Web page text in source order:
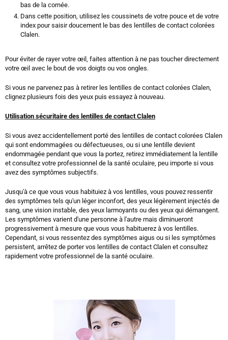
bas de la cornée.
Dans cette position, utilisez les coussinets de votre pouce et de votre
index pour saisir doucement le bas des lentilles de contact colorées
Clalen.
Pour éviter de rayer votre œil, faites attention à ne pas toucher directement
votre œil avec le bout de vos doigts ou vos ongles.
Si vous ne parvenez pas à retirer les lentilles de contact colorées Clalen,
clignez plusieurs fois des yeux puis essayez à nouveau.
Utilisation sécuritaire des lentilles de contact Clalen
Si vous avez accidentellement porté des lentilles de contact colorées Clalen
qui sont endommagées ou défectueuses, ou si une lentille devient
endommagée pendant que vous la portez, retirez immédiatement la lentille
et consultez votre professionnel de la santé oculaire, peu importe si vous
avez des symptômes subjectifs.
Jusqu'à ce que vous vous habituiez à vos lentilles, vous pouvez ressentir
des symptômes tels qu'un léger inconfort, des yeux légèrement injectés de
sang, une vision instable, des yeux larmoyants ou des yeux qui démangent.
Les symptômes varient d'une personne à l'autre mais diminueront
progressivement à mesure que vous vous habituerez à vos lentilles.
Cependant, si vous ressentez des symptômes aigus ou si les symptômes
persistent, arrêtez de porter vos lentilles de contact Clalen et consultez
rapidement votre professionnel de la santé oculaire.